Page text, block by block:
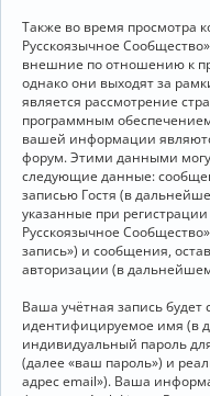
Также во время просмотра
Русскоязычное
внешние по отношению к
однако они выходят за
является рассмотрение
программным
вашей информации
форум. Этими данными
следующие данные:
записью Гостя (в
указанные при
Русскоязычное
запись») и сообщения,
авторизации (в
Ваша учётная запись
идентифицируемое имя (в
индивидуальный пароль
(далее «ваш пароль») и
адрес email»). Ваша